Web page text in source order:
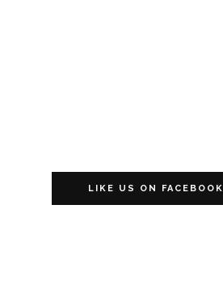
LIKE US ON FACEBOOK